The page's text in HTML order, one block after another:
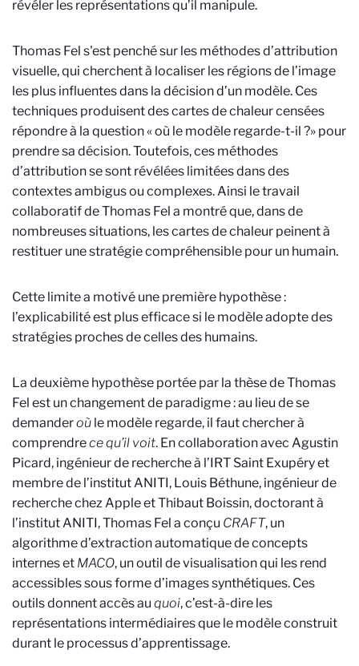
révéler les représentations qu’il manipule.
Thomas Fel s'est penché sur les méthodes d’attribution
visuelle, qui cherchent à localiser les régions de l’image
les plus influentes dans la décision d’un modèle. Ces
techniques produisent des cartes de chaleur censées
répondre à la question « où le modèle regarde-t-il ?» pour
prendre sa décision. Toutefois, ces méthodes
d’attribution se sont révélées limitées dans des
contextes ambigus ou complexes. Ainsi le travail
collaboratif de Thomas Fel a montré que, dans de
nombreuses situations, les cartes de chaleur peinent à
restituer une stratégie compréhensible pour un humain.
Cette limite a motivé une première hypothèse :
l’explicabilité est plus efficace si le modèle adopte des
stratégies proches de celles des humains.
La deuxième hypothèse portée par la thèse de Thomas
Fel est un changement de paradigme : au lieu de se
demanderoù le modèle regarde, il faut chercher à
comprendrece qu’il voit. En collaboration avec Agustin
Picard, ingénieur de recherche à l’IRT Saint Exupéry et
membre de l’institut ANITI, Louis Béthune, ingénieur de
recherche chez Apple et Thibaut Boissin, doctorant à
l’institut ANITI, Thomas Fel a conçu CRAFT, un
algorithme d’extraction automatique de concepts
internes et MACO, un outil de visualisation qui les rend
accessibles sous forme d’images synthétiques. Ces
outils donnent accès au quoi, c’est-à-dire les
représentations intermédiaires que le modèle construit
durant le processus d’apprentissage.